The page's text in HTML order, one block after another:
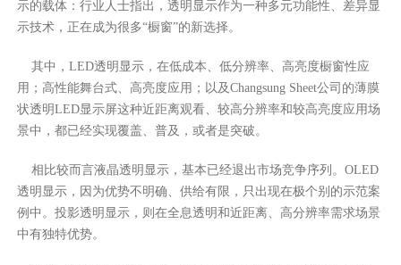
示的载体：行业人士指出，透明显示作为一种多元功能性、差异显
示技术，正在成为很多“橱窗”的新选择。
其中，LED透明显示，在低成本、低分辨率、高亮度橱窗性应
用；高性能舞台式、高亮度应用；以及Changsung Sheet公司的薄膜
状透明LED显示屏这种近距离观看、较高分辨率和较高亮度应用场
景中，都已经实现覆盖、普及，或者是突破。
相比较而言液晶透明显示，基本已经退出市场竞争序列。OLED
透明显示，因为优势不明确、供给有限，只出现在极个别的示范案
例中。投影透明显示，则在全息透明和近距离、高分辨率需求场景
中有独特优势。